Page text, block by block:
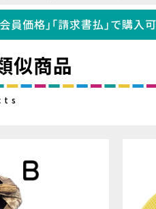
員価格｣｢請求書払｣で購入可
似商品